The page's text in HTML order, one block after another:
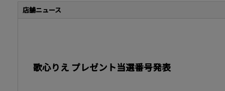
店舗ニュース
歌心りえ プレゼント当選番号発表